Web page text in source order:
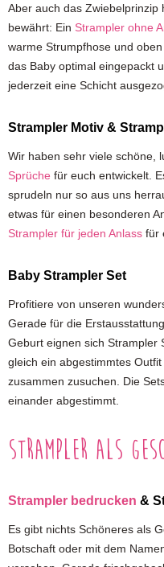
Aber auch das Zwiebelprinzip
bewährt: Ein Strampler ohne
warme Strumpfhose und
das Baby optimal eingepackt
jederzeit eine Schicht
Strampler Motiv &
Wir haben sehr viele schöne,
Sprüche für euch entwickelt.
sprudeln nur so aus uns
etwas für einen besonderen
Strampler für jeden Anlass für
Baby Strampler Set
Profitiere von unseren
Gerade für die
Geburt eignen sich Strampler
gleich ein abgestimmtes
zusammen zusuchen. Die
einander abgestimmt.
Strampler als
Strampler bedrucken &
Es gibt nichts Schöneres als
Botschaft oder mit dem